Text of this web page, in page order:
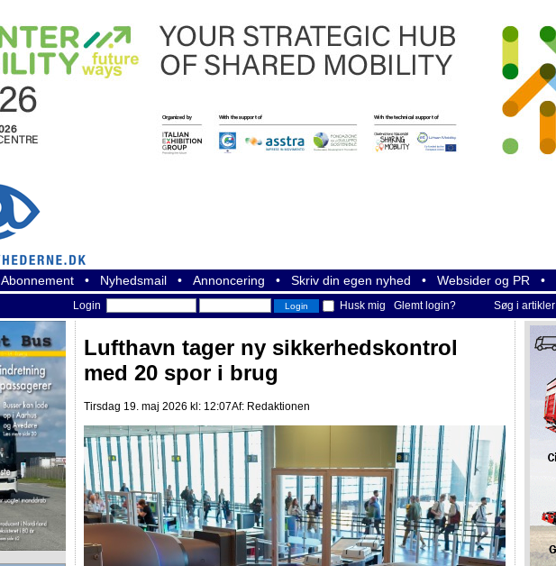
Abonnement • Nyhedsmail • Annoncering • Skriv din egen nyhed • Websider og PR •
Login Husk mig Glemt login? Søg i artikler
Lufthavn tager ny sikkerhedskontrol
med 20 spor i brug
Tirsdag 19. maj 2026 kl: 12:07Af: Redaktionen